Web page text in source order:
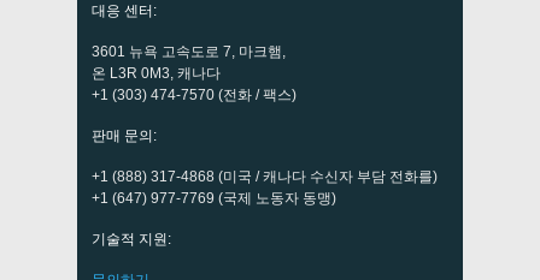
대응 센터:
3601 뉴욕 고속도로 7, 마크햄,
온 L3R 0M3, 캐나다
+1 (303) 474-7570 (전화 / 팩스)
판매 문의:
+1 (888) 317-4868 (미국 / 캐나다 수신자 부담 전화를)
+1 (647) 977-7769 (국제 노동자 동맹)
기술적 지원: